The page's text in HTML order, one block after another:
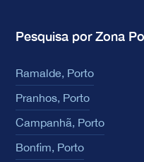
Pesquisa por Zona
Ramalde, Porto
Pranhos, Porto
Campanhã, Porto
Bonfim, Porto